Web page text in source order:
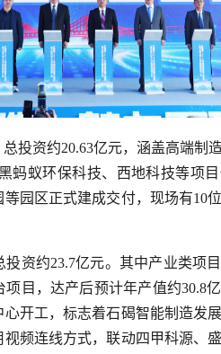
投资约20.63亿元，涵盖高端制
蚂蚁环保科技、西地科技等项
园区正式建成交付，现场有10
资约23.7亿元。其中产业类项
目，达产后预计年产值约30.8
开工，标志着石碣智能制造发
频连线方式，联动四甲科源、